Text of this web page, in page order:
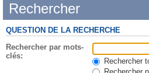
Rechercher
QUESTION DE LA RECHERCHE
Rechercher par mots-
clés:
Rechercher